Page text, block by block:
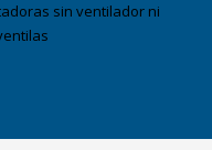
sin ventilador ni